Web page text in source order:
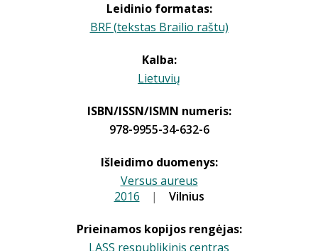
Leidinio formatas:
BRF (tekstas Brailio raštu)
Kalba:
Lietuvių
ISBN/ISSN/ISMN numeris:
978-9955-34-632-6
Išleidimo duomenys:
Versus aureus
2016 | Vilnius
Prieinamos kopijos rengėjas:
LASS respublikinis centras